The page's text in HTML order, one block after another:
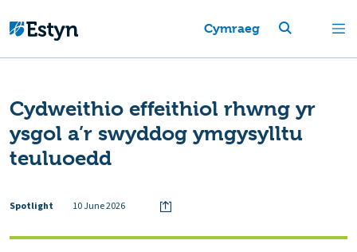
Cymraeg
Cydweithio effeithiol rhwng yr
ysgol a’r swyddog ymgysylltu
teuluoedd
Spotlight 10 June 2026